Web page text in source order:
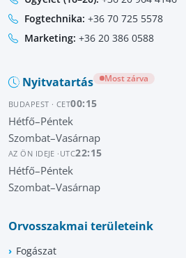
Fogtechnika: +36 70 725 5578
Marketing: +36 20 386 0588
Nyitvatartás Most zárva
BUDAPEST · CET00:15
Hétfő–Péntek
Szombat–Vasárnap
AZ ÖN IDEJE · UTC22:15
Hétfő–Péntek
Szombat–Vasárnap
Orvosszakmai területeink
Fogászat